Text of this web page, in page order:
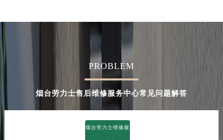
PROBLEM
烟台劳力士售后维修服务中心常见问题解答
烟台劳力士维修服